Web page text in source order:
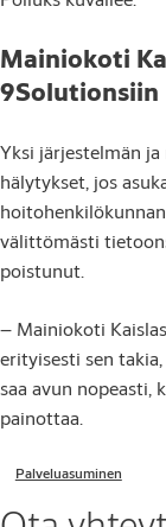
Mainiokoti
9Solutionsiin
Yksi järjestelmän
hälytykset, jos
välittömästi
poistunut.
– Mainiokoti
erityisesti sen
saa avun nopeasti,
painottaa.
Palveluasuminen